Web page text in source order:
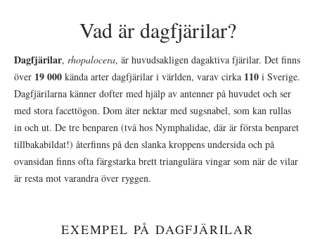
Vad är dagfjärilar?
Dagfjärilar, rhopalocera, är huvudsakligen dagaktiva fjärilar. Det finns
över 19 000 kända arter dagfjärilar i världen, varav cirka 110 i Sverige.
Dagfjärilarna känner dofter med hjälp av antenner på huvudet och ser
med stora facettögon. Dom äter nektar med sugsnabel, som kan rullas
in och ut. De tre benparen (två hos Nymphalidae, där är första benparet
tillbakabildat!) återfinns på den slanka kroppens undersida och på
ovansidan finns ofta färgstarka brett triangulära vingar som när de vilar
är resta mot varandra över ryggen.
EXEMPEL PÅ DAGFJÄRILAR